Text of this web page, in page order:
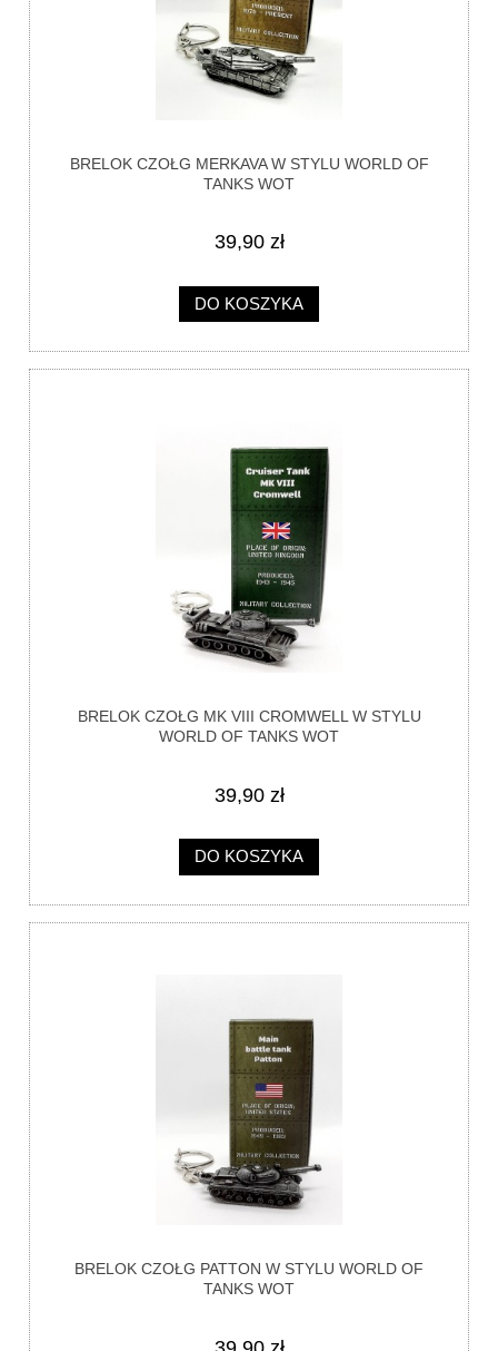
BRELOK CZOŁG MERKAVA W STYLU WORLD OF
TANKS WOT
39,90 zł
DO KOSZYKA
BRELOK CZOŁG MK VIII CROMWELL W STYLU
WORLD OF TANKS WOT
39,90 zł
DO KOSZYKA
BRELOK CZOŁG PATTON W STYLU WORLD OF
TANKS WOT